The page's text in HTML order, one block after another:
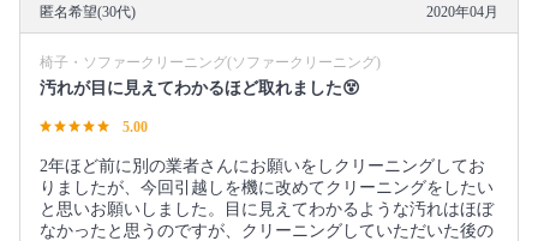
匿名希望(30代) 2020年04月
椅子・ソファークリーニング(ソファークリーニング)
汚れが目に見えてわかるほど取れました😵
5.00
2年ほど前に別の業者さんにお願いをしクリーニングしてお
りましたが、今回引越しを機に改めてクリーニングをしたい
と思いお願いしました。目に見えてわかるような汚れはほぼ
なかったと思うのですが、クリーニングしていただいた後の